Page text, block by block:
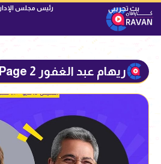
رئيس مجلس
ريهام عبد الغفور Page 2